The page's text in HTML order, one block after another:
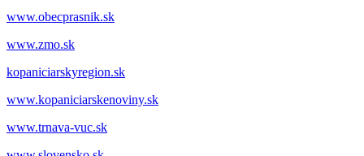
www.obecprasnik.sk
www.zmo.sk
kopaniciarskyregion.sk
www.kopaniciarskenoviny.sk
www.trnava-vuc.sk